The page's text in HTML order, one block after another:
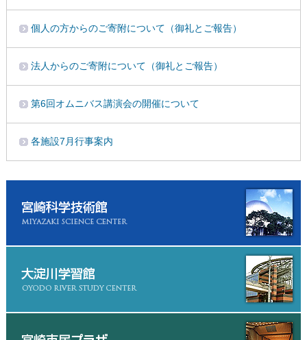
個人の方からのご寄附について（御礼とご報告）
法人からのご寄附について（御礼とご報告）
第6回オムニバス講演会の開催について
各施設7月行事案内